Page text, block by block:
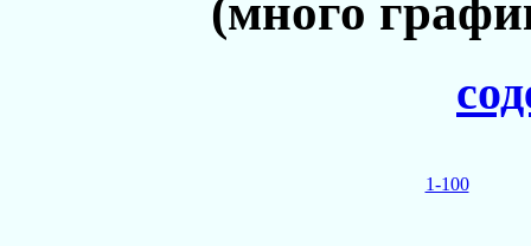
(много
1-100